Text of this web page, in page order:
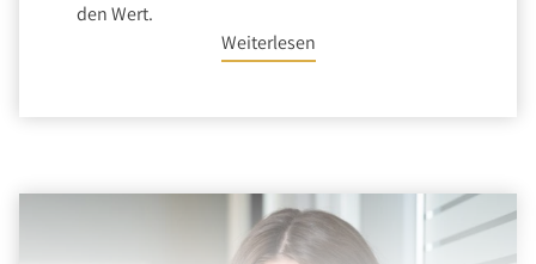
den Wert.
Weiterlesen